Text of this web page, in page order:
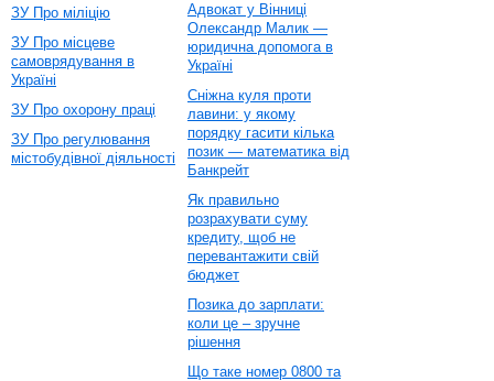
ЗУ Про міліцію
ЗУ Про місцеве
самоврядування в
Україні
ЗУ Про охорону праці
ЗУ Про регулювання
містобудівної діяльності
Адвокат у Вінниці
Олександр Малик —
юридична допомога в
Україні
Сніжна куля проти
лавини: у якому
порядку гасити кілька
позик — математика від
Банкрейт
Як правильно
розрахувати суму
кредиту, щоб не
перевантажити свій
бюджет
Позика до зарплати:
коли це – зручне
рішення
Що таке номер 0800 та